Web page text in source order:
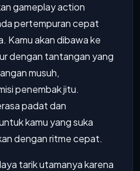
gameplay action
pertempuran cepat
Kamu akan dibawa ke
dengan tantangan yang
musuh,
penembak jitu.
padat dan
kamu yang suka
dengan ritme cepat.
tarik utamanya karena